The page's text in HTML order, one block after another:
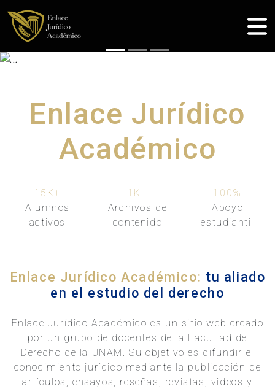
Enlace Jurídico
Académico
15K+
Alumnos
activos
1K +
Archivos de
contenido
100%
Apoyo
estudiantil
Enlace Jurídico Académico: tu aliado
en el estudio del derecho
Enlace Jurídico Académico es un sitio web creado
por un grupo de docentes de la Facultad de
Derecho de la UNAM. Su objetivo es difundir el
conocimiento jurídico mediante la publicación de
artículos, ensayos, reseñas, revistas, videos y